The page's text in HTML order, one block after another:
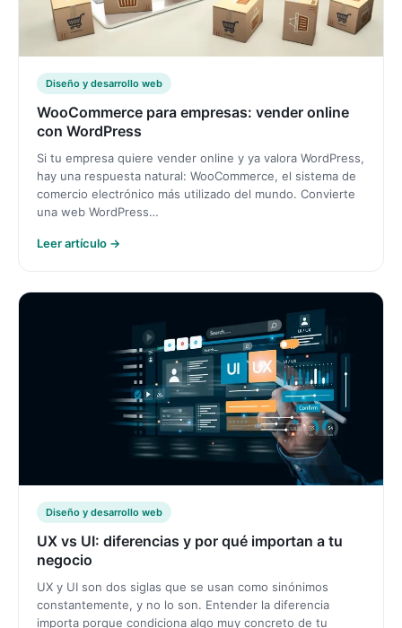
Diseño y desarrollo web
WooCommerce para empresas: vender online
con WordPress
Si tu empresa quiere vender online y ya valora WordPress,
hay una respuesta natural: WooCommerce, el sistema de
comercio electrónico más utilizado del mundo. Convierte
una web WordPress…
Leer artículo →
Diseño y desarrollo web
UX vs UI: diferencias y por qué importan a tu
negocio
UX y UI son dos siglas que se usan como sinónimos
constantemente, y no lo son. Entender la diferencia
importa porque condiciona algo muy concreto de tu